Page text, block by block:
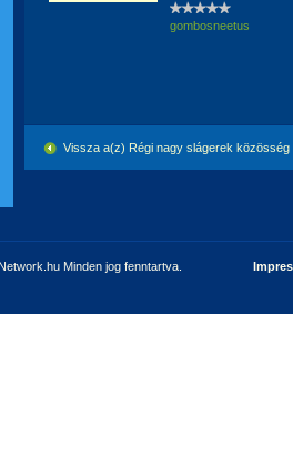
gombosneetus
Vissza a(z) Régi nagy slágerek
Minden jog fenntartva.